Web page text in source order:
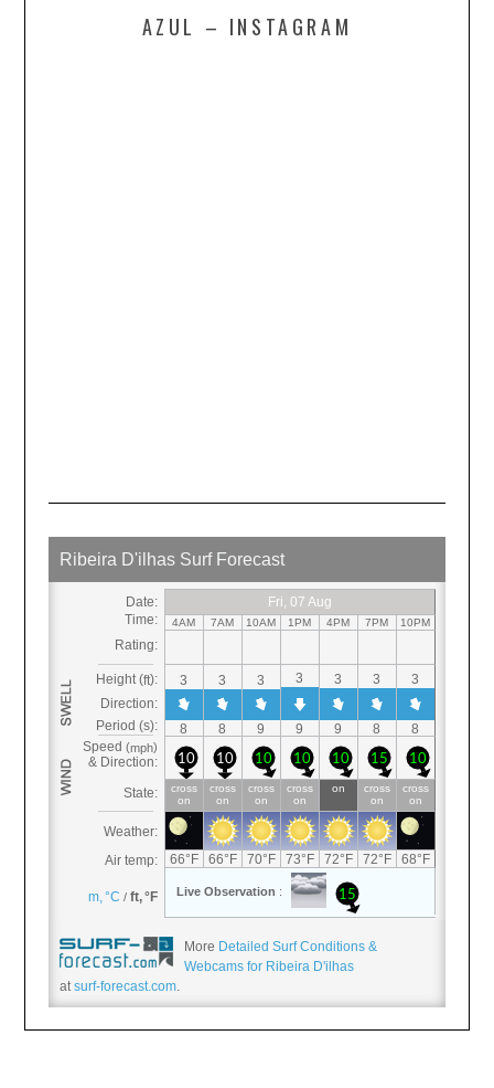
AZUL – INSTAGRAM
More Detailed Surf Conditions &
Webcams for Ribeira D'ilhas
at surf-forecast.com.